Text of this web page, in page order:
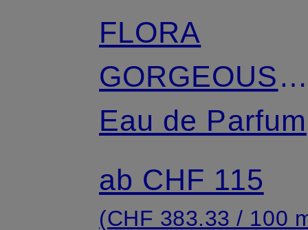
FLORA
GORGEOUS
ORCHID
INTENSE
Eau de Parfum
ab CHF 115
(CHF 383.33 / 100